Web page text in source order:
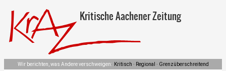
Kritische Aachener Zeitung
Wir berichten, was Andere verschweigen: Kritisch · Regional · Grenzüberschreitend